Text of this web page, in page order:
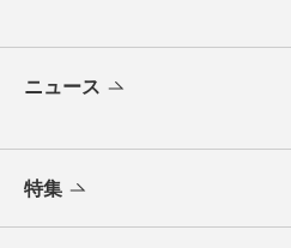
ニュース
特集